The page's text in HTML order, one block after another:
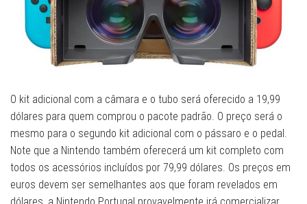
O kit adicional com a câmara e o tubo será oferecido a 19,99
dólares para quem comprou o pacote padrão. O preço será o
mesmo para o segundo kit adicional com o pássaro e o pedal.
Note que a Nintendo também oferecerá um kit completo com
todos os acessórios incluídos por 79,99 dólares. Os preços em
euros devem ser semelhantes aos que foram revelados em